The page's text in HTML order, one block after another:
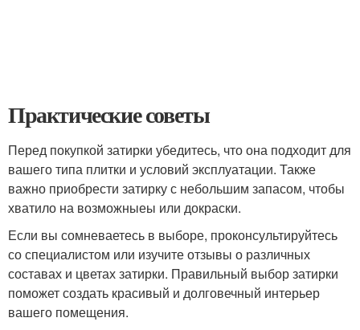
Практические советы
Перед покупкой затирки убедитесь, что она подходит для
вашего типа плитки и условий эксплуатации. Также
важно приобрести затирку с небольшим запасом, чтобы
хватило на возможныеы или докраски.
Если вы сомневаетесь в выборе, проконсультируйтесь
со специалистом или изучите отзывы о различных
составах и цветах затирки. Правильный выбор затирки
поможет создать красивый и долговечный интерьер
вашего помещения.